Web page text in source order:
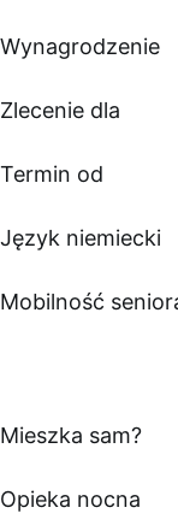
Wynagrodzenie
Zlecenie dla
Termin od
Język niemiecki
Mobilność
Mieszka sam?
Opieka nocna